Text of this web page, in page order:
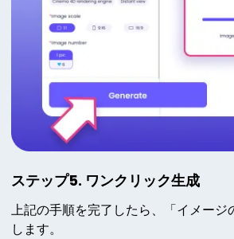
ステップ5. ワンクリック生成
上記の手順を完了したら、「イメージ
します。